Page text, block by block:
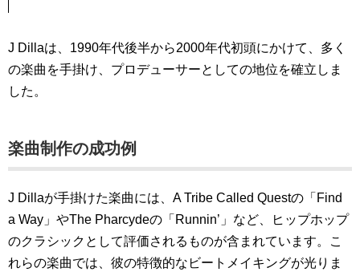
J Dillaは、1990年代後半から2000年代初頭にかけて、多く
の楽曲を手掛け、プロデューサーとしての地位を確立しま
した。
楽曲制作の成功例
J Dillaが手掛けた楽曲には、A Tribe Called Questの「Find
a Way」やThe Pharcydeの「Runnin’」など、ヒップホップ
のクラシックとして評価されるものが含まれています。こ
れらの楽曲では、彼の特徴的なビートメイキングが光りま